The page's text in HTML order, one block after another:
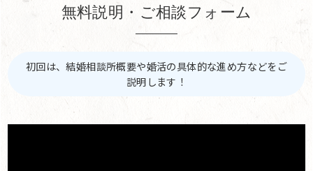
無料説明・ご相談フォーム
初回は、結婚相談所概要や婚活の具体的な進め方などをご
説明します！